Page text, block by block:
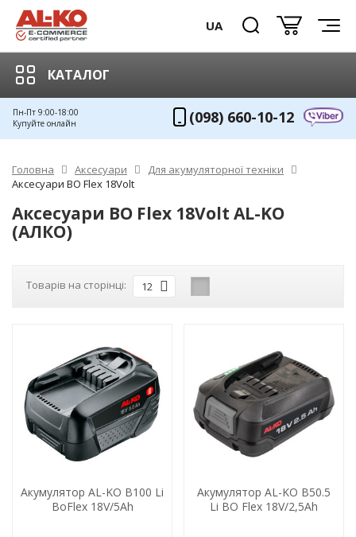
UA
КАТАЛОГ
Пн-Пт 9:00-18:00
Купуйте онлайн
(098) 660-10-12
Головна Аксесуари
Для акумуляторної техніки
Аксесуари BO Flex 18Volt
Аксесуари BO Flex 18Volt AL-KO
(АЛКО)
Товарів на сторінці: 12
Акумулятор AL-KO B100 Li
BoFlex 18V/5Ah
Акумулятор AL-KO B50.5
Li BO Flex 18V/2,5Ah